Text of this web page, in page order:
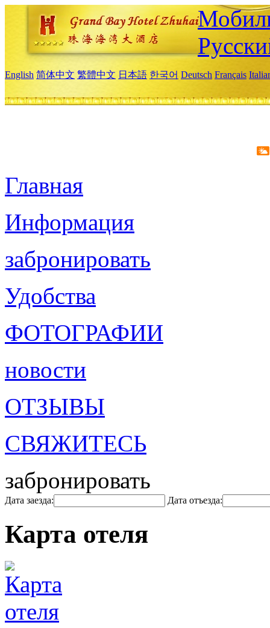
English 简体中文 繁體中文 日本語 한국어 Deutsch Français
Главная
Информация
забронировать
Удобства
ФОТОГРАФИИ
новости
ОТЗЫВЫ
СВЯЖИТЕСЬ
забронировать
Дата заезда: Дата отъезда:
Карта отеля